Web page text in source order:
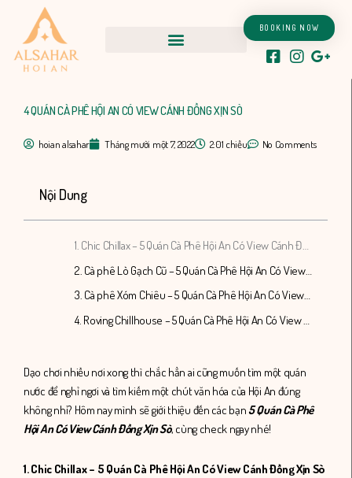
dung
BOOKING NOW
4 QUÁN CÀ PHÊ HỘI AN CÓ VIEW CÁNH ĐỒNG XỊN SÒ
hoian alsahar Tháng mười một 7, 2022 2:01 chiều No Comments
Nội Dung
1. Chic Chillax – 5 Quán Cà Phê Hội An Có View Cánh Đồng Xịn Sò
2. Cà phê Lò Gạch Cũ – 5 Quán Cà Phê Hội An Có View Cánh Đồng Xịn Sò
3. Cà phê Xóm Chiêu – 5 Quán Cà Phê Hội An Có View Cánh Đồng Xịn Sò
4. Roving Chillhouse – 5 Quán Cà Phê Hội An Có View Cánh Đồng Xịn Sò
Dạo chơi nhiều nơi xong thì chắc hẳn ai cũng muốn tìm một quán
nước để nghỉ ngơi và tìm kiếm một chút văn hóa của Hội An đúng
không nhỉ? Hôm nay mình sẽ giới thiệu đến các bạn 5 Quán Cà Phê
Hội An Có View Cánh Đồng Xịn Sò, cùng check ngay nhé!
1. Chic Chillax – 5 Quán Cà Phê Hội An Có View Cánh Đồng Xịn Sò